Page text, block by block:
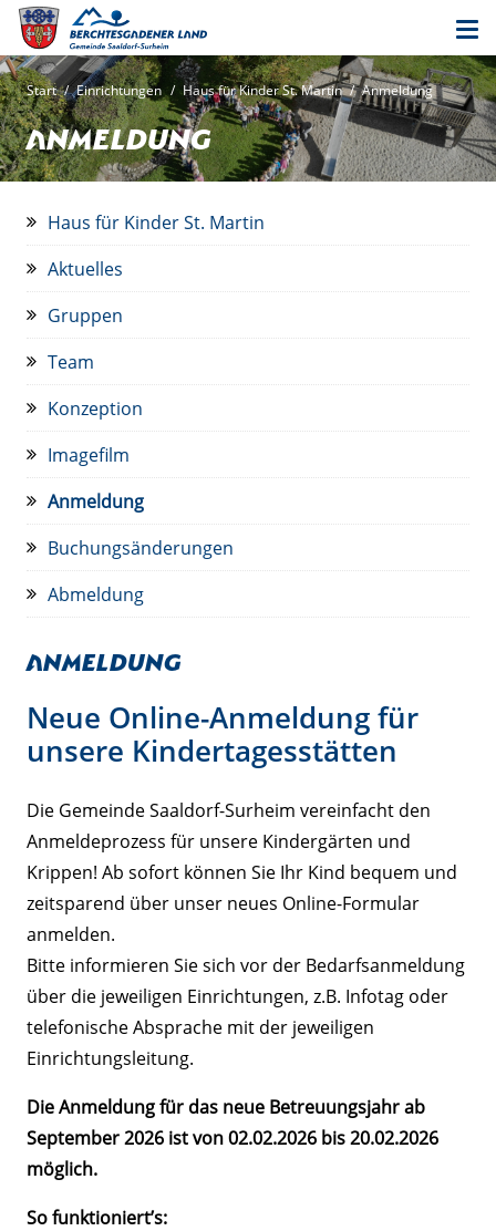
Start / Einrichtungen / Haus für Kinder St. Martin / Anmeldung
Anmeldung
Haus für Kinder St. Martin
Aktuelles
Gruppen
Team
Konzeption
Imagefilm
Anmeldung
Buchungsänderungen
Abmeldung
Anmeldung
Neue Online-Anmeldung für
unsere Kindertagesstätten
Die Gemeinde Saaldorf-Surheim vereinfacht den
Anmeldeprozess für unsere Kindergärten und
Krippen! Ab sofort können Sie Ihr Kind bequem und
zeitsparend über unser neues Online-Formular
anmelden.
Bitte informieren Sie sich vor der Bedarfsanmeldung
über die jeweiligen Einrichtungen, z.B. Infotag oder
telefonische Absprache mit der jeweiligen
Einrichtungsleitung.
Die Anmeldung für das neue Betreuungsjahr ab
September 2026 ist von 02.02.2026 bis 20.02.2026
möglich.
So funktioniert’s: